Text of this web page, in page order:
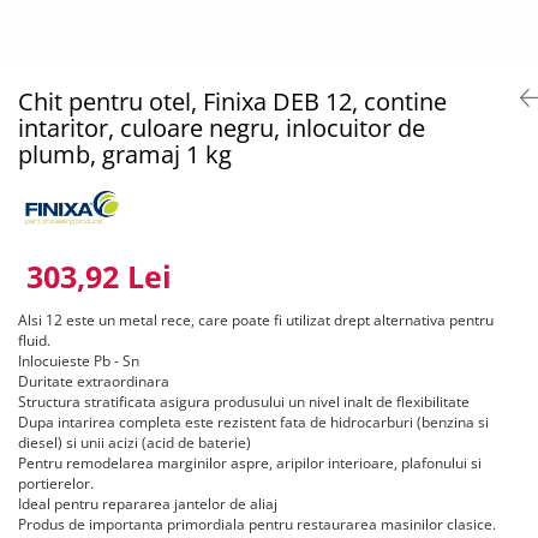
Curatat
Cuple rapide
Diverse
Filtre vopsea pentru cana
Manometre
Suport pistol
1.4 FILTRARE AER
Baterie filtrare aer vopsitorie
Filtre cu montare pe furtun
Consumabile filtre aer
1.5 CANA PISTOALE VOPSIT
Cana pistol
Cana pistol presurizare
Ceara protectie
Mastic pensulabil
2.3 CHIT
Chit Poliesteric Universal
Chit pentru Plastic
Chit pentru Aluminiu
Chit Special
Chit Pistolabil
Rasina si fibra de sticla
Scule speciale pentru chit
2.4 PREGATIREA SUPRAFETEI
Pompa lichid
Lavete
Rezervor aer
Ulei compresor
Suflat
3.4 POLISHARE
Masina polishat Ø 125 - 180 mm
Statii de incarcare
3.5 SCULE POLIZARE
Polizoare pe aer
Curatat suprafate
Polizor electric
Consumabile
3.6 INDREPTAT CAROSERIE
Primer 2K
Aditivi
4.6 PREGATIRE SUPRAFATA
Chit pentru otel, Finixa DEB 12, contine
intaritor, culoare negru, inlocuitor de
plumb, gramaj 1 kg
303,92 Lei
Alsi 12 este un metal rece, care poate fi utilizat drept alternativa pentru
fluid.
Inlocuieste Pb - Sn
Duritate extraordinara
Structura stratificata asigura produsului un nivel inalt de flexibilitate
Dupa intarirea completa este rezistent fata de hidrocarburi (benzina si
diesel) si unii acizi (acid de baterie)
Pentru remodelarea marginilor aspre, aripilor interioare, plafonului si
portierelor.
Ideal pentru repararea jantelor de aliaj
Produs de importanta primordiala pentru restaurarea masinilor clasice.